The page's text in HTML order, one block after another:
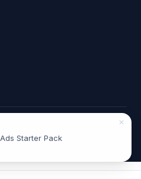
All rights reserved.
Terms of Service
Starter Pack
✕